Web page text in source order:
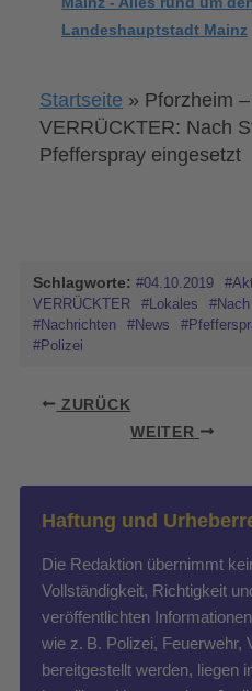
Landeshauptstadt Mainz
Startseite » Pforzheim
VERRÜCKTER: Nach
Pfefferspray eingesetzt
Schlagworte: #04.10.2019
VERRÜCKTER
#Lokales
#Nachrichten
#News
#Polizei
ZURÜCK
WEITER
Haftung und
Die Redaktion übernimmt
Vollständigkeit, Richtigkeit
veröffentlichten
wie z. B. Polizei, Feuerwehr,
bereitgestellt werden, liegen